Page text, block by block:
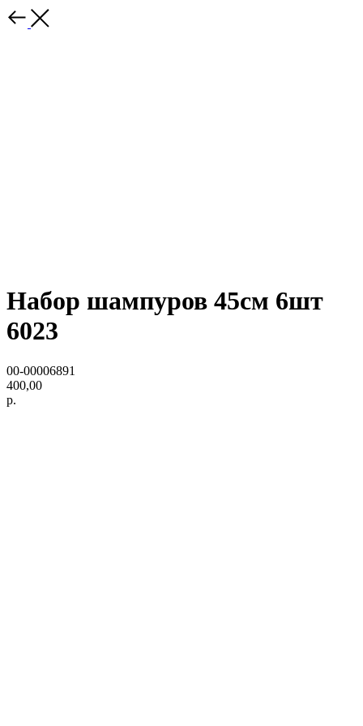
Набор шампуров 45см 6шт
6023
00-00006891
400,00
р.